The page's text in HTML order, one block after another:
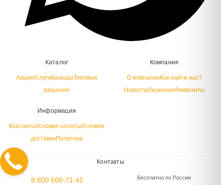
Каталог
АкцииУслуги БрендыТиповые
решения
Компания
О компании Как найти нас?
НовостиЛицензия Реквизиты
Информация
КонтактыУсловия оплатыУсловия
доставки Политика
Контакты
8 800 500-71-45 Бесплатно по России